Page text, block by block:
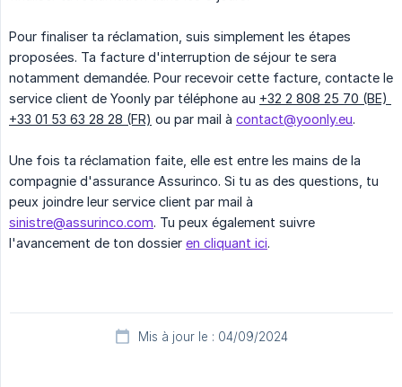
Pour finaliser ta réclamation, suis simplement les étapes
proposées. Ta facture d'interruption de séjour te sera
notamment demandée. Pour recevoir cette facture, contacte le
service client de Yoonly par téléphone au +32 2 808 25 70 (BE)
+33 01 53 63 28 28 (FR) ou par mail à contact@yoonly.eu.
Une fois ta réclamation faite, elle est entre les mains de la
compagnie d'assurance Assurinco. Si tu as des questions, tu
peux joindre leur service client par mail à
sinistre@assurinco.com. Tu peux également suivre
l'avancement de ton dossier en cliquant ici.
Mis à jour le : 04/09/2024